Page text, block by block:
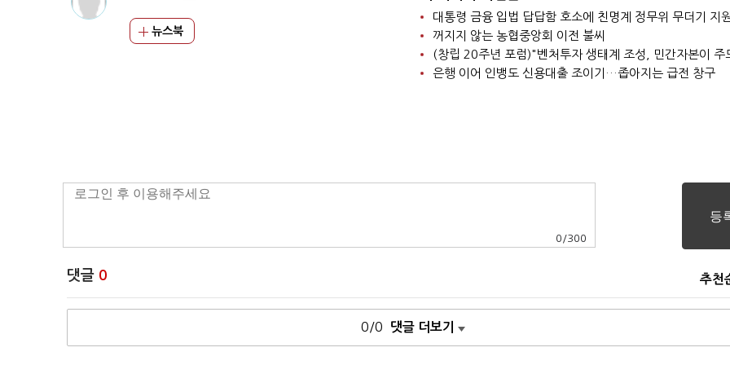
뉴스북
대통령 금융 입법 답답함 호소에 친명계 정무위 무더기 지원
꺼지지 않는 농협중앙회 이전 불씨
(창립 20주년 포럼)"벤처투자 생태계 조성, 민간자본이 주
은행 이어 인뱅도 신용대출 조이기…좁아지는 급전 창구
0 /300
댓글 0 추천
0/0 댓글 더보기